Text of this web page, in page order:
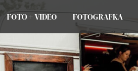
FOTO + VIDEO FOTOGRAFKA